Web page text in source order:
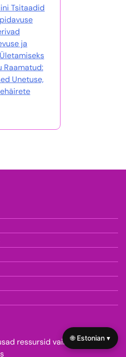
Tsitaadid
ja
Raamatud:
Unetuse,
ressursid vaimse tervise
🌐 Estonian ▾